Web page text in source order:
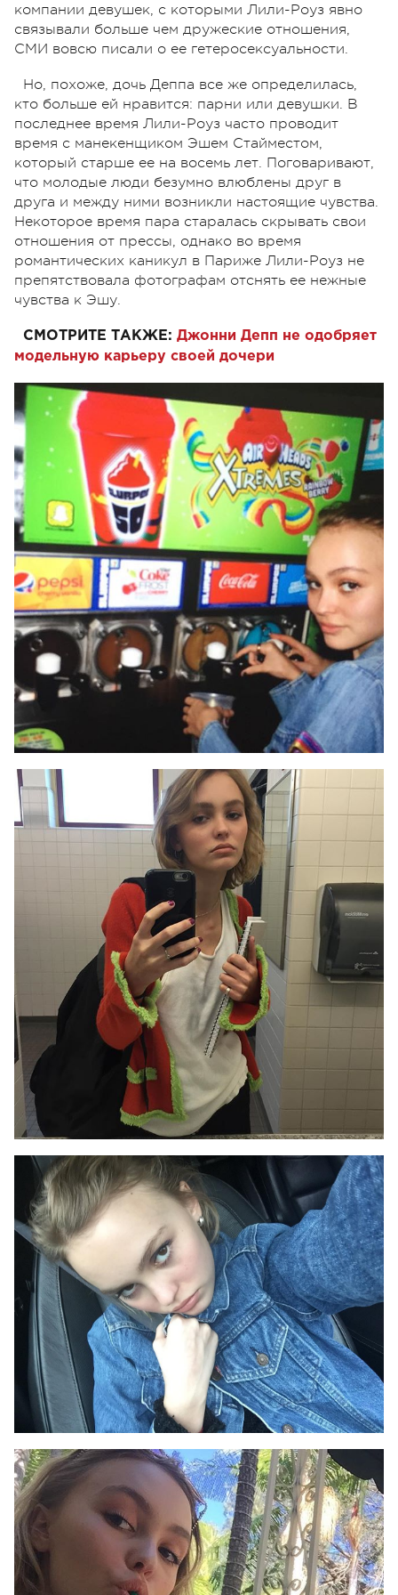
компании девушек, с которыми Лили-Роуз явно
связывали больше чем дружеские отношения,
СМИ вовсю писали о ее гетеросексуальности.
Но, похоже, дочь Деппа все же определилась,
кто больше ей нравится: парни или девушки. В
последнее время Лили-Роуз часто проводит
время с манекенщиком Эшем Стайместом,
который старше ее на восемь лет. Поговаривают,
что молодые люди безумно влюблены друг в
друга и между ними возникли настоящие чувства.
Некоторое время пара старалась скрывать свои
отношения от прессы, однако во время
романтических каникул в Париже Лили-Роуз не
препятствовала фотографам отснять ее нежные
чувства к Эшу.
СМОТРИТЕ ТАКЖЕ: Джонни Депп не одобряет
модельную карьеру своей дочери